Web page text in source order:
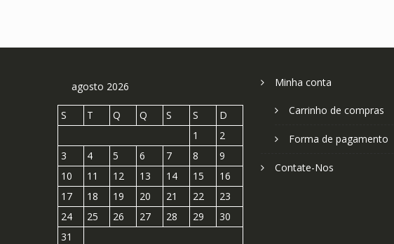
agosto 2026
S T Q Q S S
D
1
2
3
4 5 6 7 8
9
10
11 12 13 14 15
16
17
18 19 20 21 22
23
24
25 26 27 28 29
30
31
Minha conta
Carrinho de compras
Forma de pagamento
Contate-Nos